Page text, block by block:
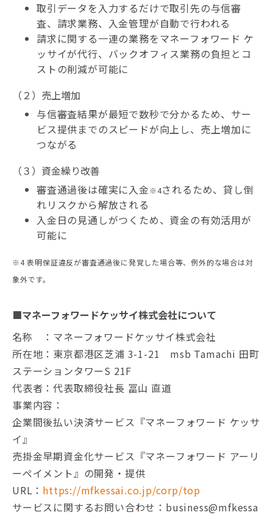
取引データを入力するだけで取引先の与信審
査、請求業務、入金管理が自動で行われる
請求に関する一連の業務をマネーフォワード ケ
ッサイが代行、バックオフィス業務の負担とコ
ストの削減が可能に
（２）売上増加
与信審査結果が最短で数秒で分かるため、サー
ビス提供までのスピードが向上し、売上増加に
つながる
（３）資金繰り改善
審査通過後は確実に入金※4されるため、貸し倒
れリスクから解放される
入金日の見通しがつくため、資金の有効活用が
可能に
※4 表明保証違反が審査通過後に発覚した場合等、例外的な場合は対
象外です。
■マネーフォワードケッサイ株式会社について
名称 ：マネーフォワードケッサイ株式会社
所在地：東京都港区芝浦 3-1-21 msb Tamachi 田町
ステーションタワーS 21F
代表者：代表取締役社長 冨山 直道
事業内容：
企業間後払い決済サービス『マネーフォワード ケッサ
イ』
売掛金早期資金化サービス『マネーフォワード アーリ
ーぺイメント』の開発・提供
URL： https://mfkessai.co.jp/corp/top
サービスに関するお問い合わせ：business@mfkessa